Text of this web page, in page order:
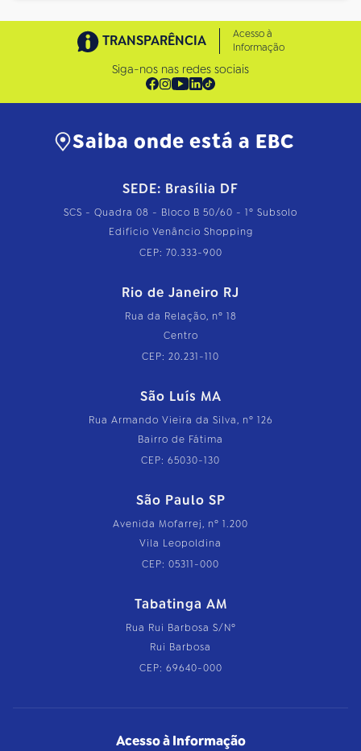
TRANSPARÊNCIA
Acesso à
Informação
Siga-nos nas redes sociais
Saiba onde está a EBC
SEDE: Brasília DF
SCS - Quadra 08 - Bloco B 50/60 - 1º Subsolo
Edifício Venâncio Shopping
CEP: 70.333-900
Rio de Janeiro RJ
Rua da Relação, nº 18
Centro
CEP: 20.231-110
São Luís MA
Rua Armando Vieira da Silva, nº 126
Bairro de Fátima
CEP: 65030-130
São Paulo SP
Avenida Mofarrej, nº 1.200
Vila Leopoldina
CEP: 05311-000
Tabatinga AM
Rua Rui Barbosa S/Nº
Rui Barbosa
CEP: 69640-000
Acesso à Informação